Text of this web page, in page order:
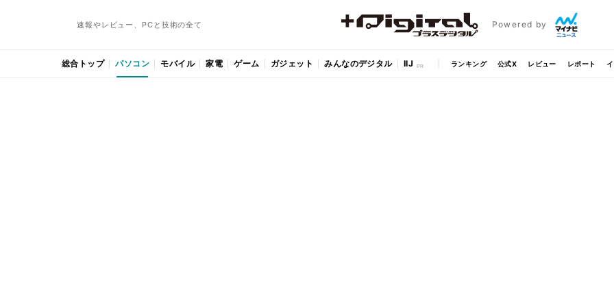
速報やレビュー、PCと技術の全て Powered by
総合トップ パソコン モバイル 家電 ゲーム ガジェット みんなのデジタル IIJ ランキング 公式X レビュー レポート